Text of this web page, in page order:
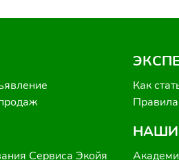
Сервиса Экойя
Как
НАШИ